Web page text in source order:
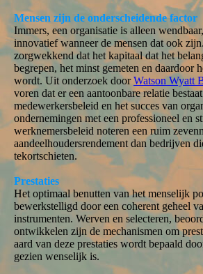
Mensen zijn de onderscheidende factor
Immers, een organisatie is alleen
innovatief wanneer de mensen dat ook
zorgwekkend dat het kapitaal dat het
begrepen, het minst gemeten en daardoor
wordt. Uit onderzoek doorWatson Wyatt
voren dat er een aantoonbare relatie
medewerkersbeleid en het succes van
ondernemingen met een professioneel en
werknemersbeleid noteren een ruim
aandeelhoudersrendement dan bedrijven
tekortschieten.
Prestaties
Het optimaal benutten van het menselijk
bewerkstelligd door een coherent geheel
instrumenten. Werven en selecteren,
ontwikkelen zijn de mechanismen om
aard van deze prestaties wordt bepaald
gezien wenselijk is.